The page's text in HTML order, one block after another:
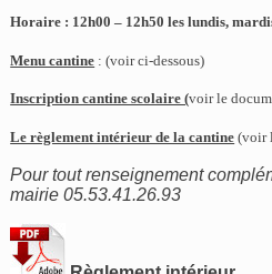
Horaire : 12h00 – 12h50 les lundis,
Menu cantine :(voir ci-dessous)
Inscription cantine scolaire (voir le
Le règlement intérieur de la cantine (voir
Pour tout renseignement
mairie 05.53.41.26.93